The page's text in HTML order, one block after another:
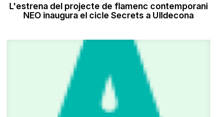
L'estrena del projecte de flamenc contemporani
NEO inaugura el cicle Secrets a Ulldecona